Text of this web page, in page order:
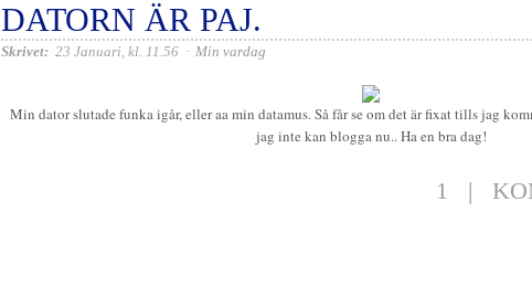
DATORN ÄR PAJ.
Skrivet: 23 Januari, kl. 11.56 · Min vardag
Min dator slutade funka igår, eller aa min datamus. Så får se om det är fixat tills jag
jag inte kan blogga nu.. Ha en bra dag!
1 |